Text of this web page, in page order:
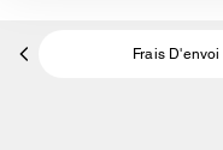
Frais